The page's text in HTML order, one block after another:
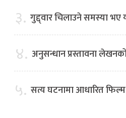
३. गुद्द्वार चिलाउने समस्या भए
४. अनुसन्धान प्रस्तावना
५. सत्य घटनामा आधारित फिल्म